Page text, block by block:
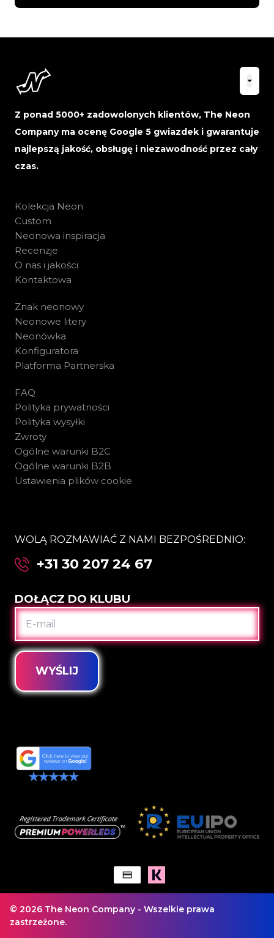
Z ponad 5000+ zadowolonych klientów, The Neon
Company ma ocenę Google 5 gwiazdek i gwarantuje
najlepszą jakość, obsługę i niezawodność przez cały
czas.
Kolekcja Neon
Custom
Neonowa inspiracja
Recenzje
O nas i jakości
Kontaktowa
Znak neonowy
Neonowe litery
Neonówka
Konfiguratora
Platforma Partnerska
FAQ
Polityka prywatności
Polityka wysyłki
Zwroty
Ogólne warunki B2C
Ogólne warunki B2B
Ustawienia plików cookie
WOLĄ ROZMAWIAĆ Z NAMI BEZPOŚREDNIO:
+31 30 207 24 67
DOŁĄCZ DO KLUBU
E-
MAIL
WYŚLIJ
© 2026 The Neon Company - Wszelkie prawa
zastrzeżone.